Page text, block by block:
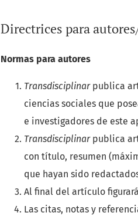
Directrices para
Normas para autores
Transdisciplinarpublica
ciencias sociales que
e investigadores de este
Transdisciplinarpublica
con título, resumen
que hayan sido
Al final del artículo
Las citas, notas y